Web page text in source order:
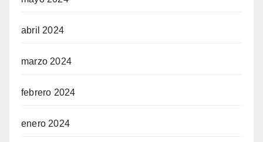
abril 2024
marzo 2024
febrero 2024
enero 2024